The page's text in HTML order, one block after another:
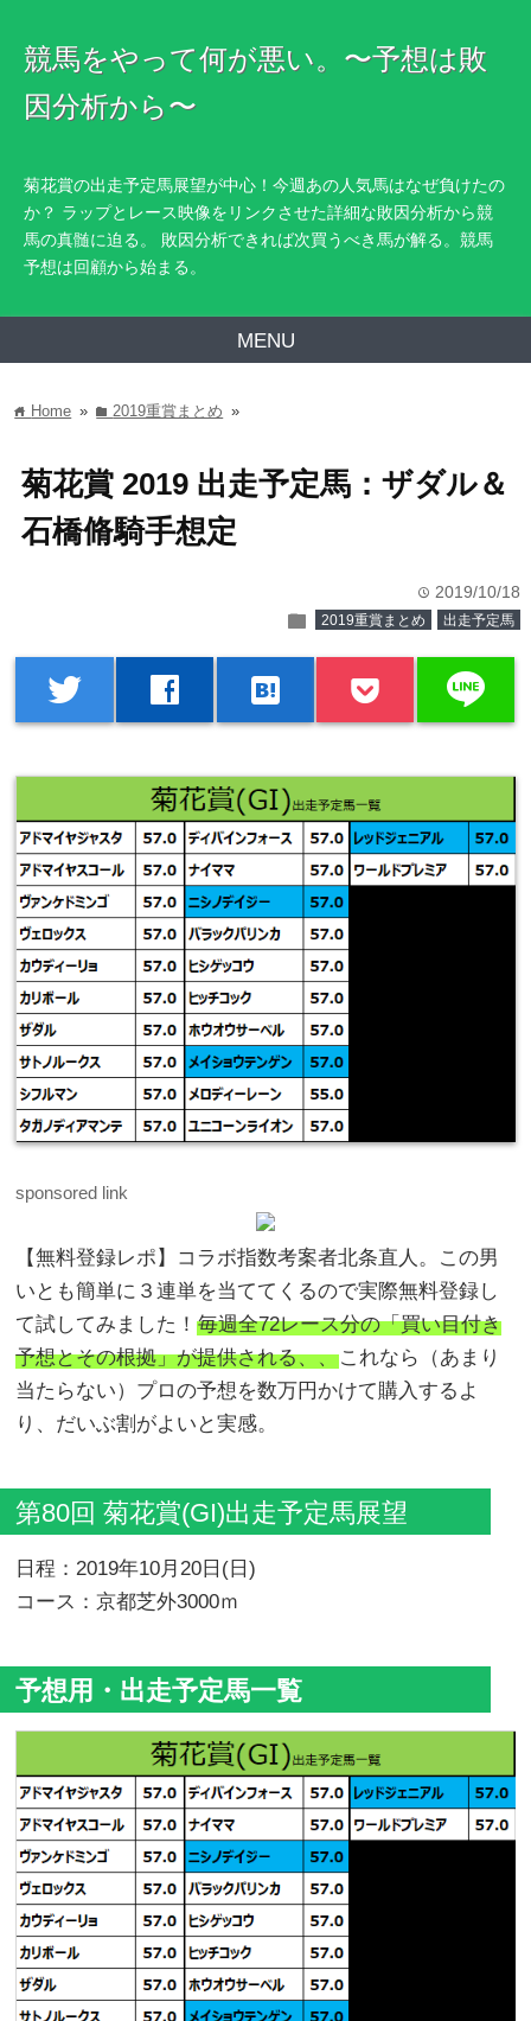
競馬をやって何が悪い。〜予想は敗
因分析から〜
菊花賞の出走予定馬展望が中心！今週あの人気馬はなぜ負けたの
か？ ラップとレース映像をリンクさせた詳細な敗因分析から競
馬の真髄に迫る。 敗因分析できれば次買うべき馬が解る。競馬
予想は回顧から始まる。
MENU
home Home » folder2019重賞まとめ »
菊花賞 2019 出走予定馬：ザダル＆
石橋脩騎手想定
time 2019/10/18
folder 2019重賞まとめ 出走予定馬
twitter facebook hatenabookmark line
sponsored link
【無料登録レポ】コラボ指数考案者北条直人。この男
いとも簡単に３連単を当ててくるので実際無料登録し
て試してみました！毎週全72レース分の「買い目付き
予想とその根拠」が提供される、、これなら（あまり
当たらない）プロの予想を数万円かけて購入するよ
り、だいぶ割がよいと実感。
第80回 菊花賞(GI)出走予定馬展望
日程：2019年10月20日(日)
コース：京都芝外3000ｍ
予想用・出走予定馬一覧